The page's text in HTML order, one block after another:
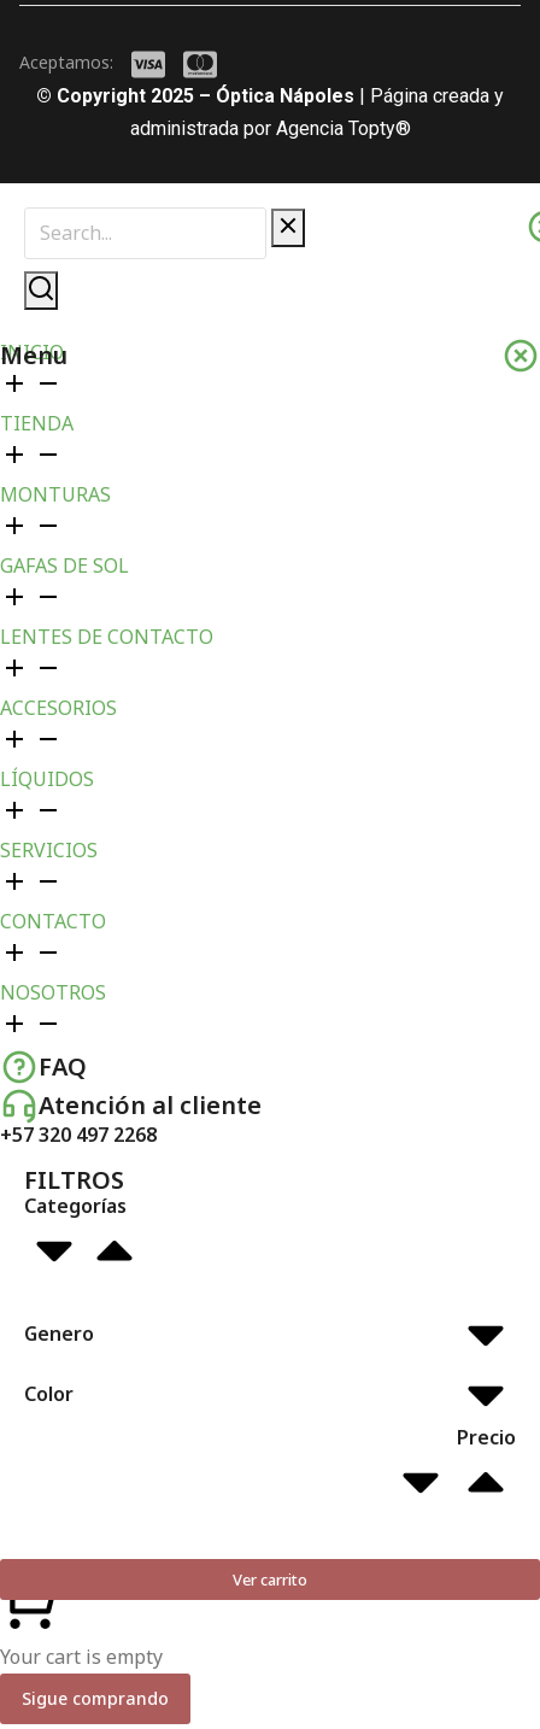
© Copyright 2025 – Óptica Nápoles | Página creada y
administrada por Agencia Topty®
Aceptamos:
Menu
INICIO
TIENDA
MONTURAS
GAFAS DE SOL
LENTES DE CONTACTO
ACCESORIOS
LÍQUIDOS
SERVICIOS
CONTACTO
NOSOTROS
FAQ
Atención al cliente
+57 320 497 2268
FILTROS
Categorías
Genero
Color
Precio
Ver carrito
Your cart is empty
Sigue comprando